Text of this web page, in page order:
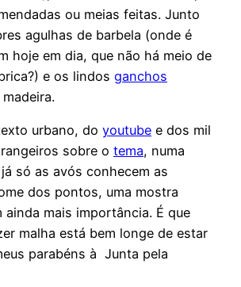
ou meias feitas. Junto
agulhas de barbela (onde é
hoje em dia, que não há meio de
e os lindos ganchos
urbano, do youtube e dos mil
sobre o tema, numa
só as avós conhecem as
dos pontos, uma mostra
ainda mais importância. É que
malha está bem longe de estar
parabéns à Junta pela